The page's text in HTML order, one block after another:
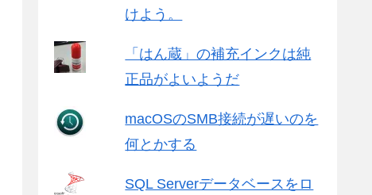
3bfa-42c5-b9e8-68b6405c2751}.hds
けよう。
「はん蔵」の補充インクは純
正品がよいようだ
macOSのSMB接続が遅いのを
何とかする
SQL Serverデータベースをロ